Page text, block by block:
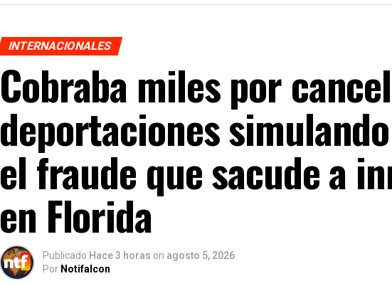
INTERNACIONALES
Cobraba miles por
deportaciones
el fraude que sacude a
en Florida
Publicado Hace 3 horas on agosto 5, 2026
Por Notifalcon